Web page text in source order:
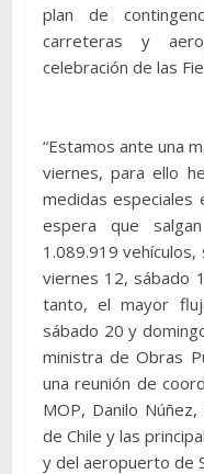
plan de
carreteras y
celebración de las
“Estamos ante una
viernes, para ello
medidas especiales
espera que
1.089.919
viernes 12, sábado
tanto, el mayor
sábado 20 y
ministra de Obras
una reunión de
MOP, Danilo
de Chile y las
y del aeropuerto de